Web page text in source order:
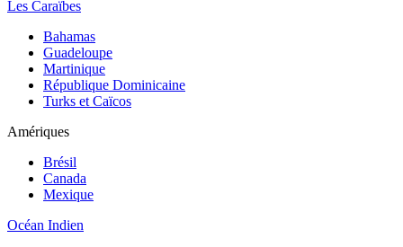
Les Caraïbes
Bahamas
Guadeloupe
Martinique
République Dominicaine
Turks et Caïcos
Amériques
Brésil
Canada
Mexique
Océan Indien